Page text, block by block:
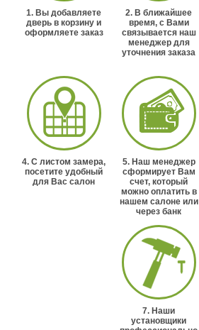
1. Вы добавляете
дверь в корзину и
оформляете заказ
2. В ближайшее
время, с Вами
связывается наш
менеджер для
уточнения заказа
4. С листом замера,
посетите удобный
для Вас салон
5. Наш менеджер
сформирует Вам
счет, который
можно оплатить в
нашем салоне или
через банк
7. Наши
установщики